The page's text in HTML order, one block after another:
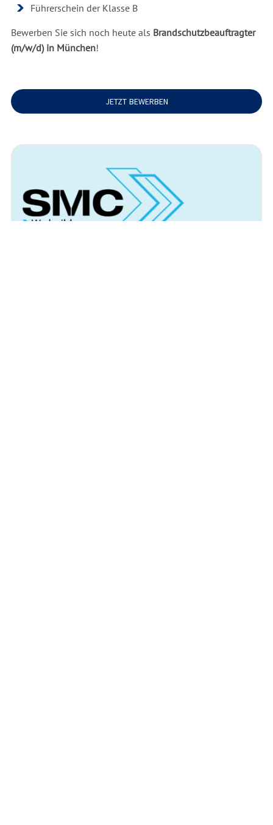
Führerschein der Klasse B
Bewerben Sie sich noch heute als Brandschutzbeauftragter
(m/w/d) in München!
JETZT BEWERBEN